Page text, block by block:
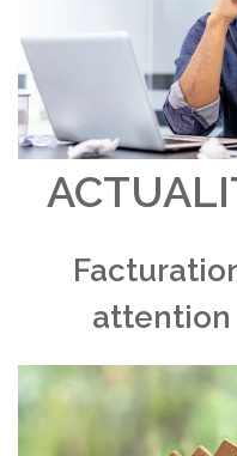
attention